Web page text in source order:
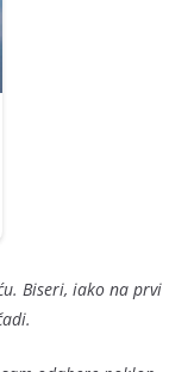
Biseri, iako na prvi